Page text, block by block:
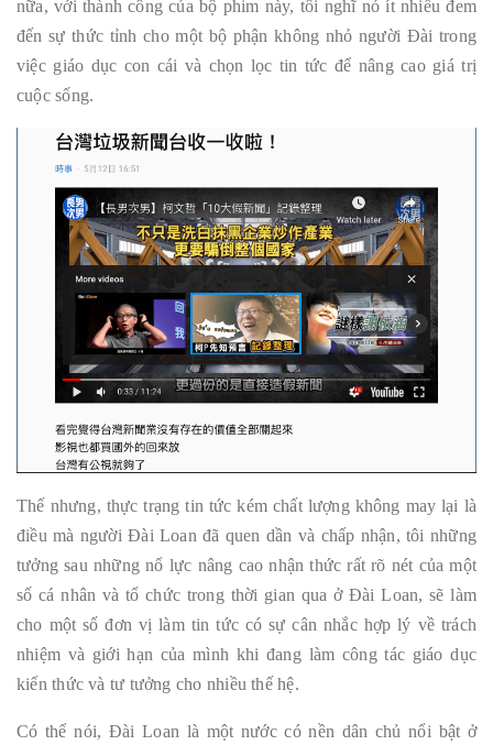
nữa, với thành công của bộ phim này, tôi nghĩ nó ít nhiều đem
đến sự thức tỉnh cho một bộ phận không nhỏ người Đài trong
việc giáo dục con cái và chọn lọc tin tức để nâng cao giá trị
cuộc sống.
Thế nhưng, thực trạng tin tức kém chất lượng không may lại là
điều mà người Đài Loan đã quen dần và chấp nhận, tôi những
tưởng sau những nổ lực nâng cao nhận thức rất rõ nét của một
số cá nhân và tổ chức trong thời gian qua ở Đài Loan, sẽ làm
cho một số đơn vị làm tin tức có sự cân nhắc hợp lý về trách
nhiệm và giới hạn của mình khi đang làm công tác giáo dục
kiến thức và tư tưởng cho nhiều thế hệ.
Có thể nói, Đài Loan là một nước có nền dân chủ nổi bật ở